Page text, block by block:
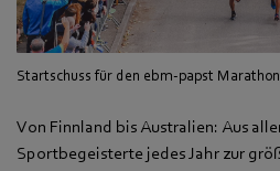
Startschuss für den ebm-papst Marathon
Von Finnland bis Australien: Aus
Sportbegeisterte jedes Jahr zur